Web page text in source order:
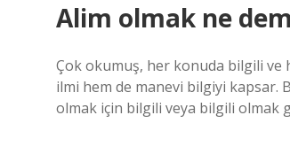
Alim olmak ne
Çok okumuş, her konuda bilgili ve
ilmi hem de manevi bilgiyi kapsar.
olmak için bilgili veya bilgili olmak